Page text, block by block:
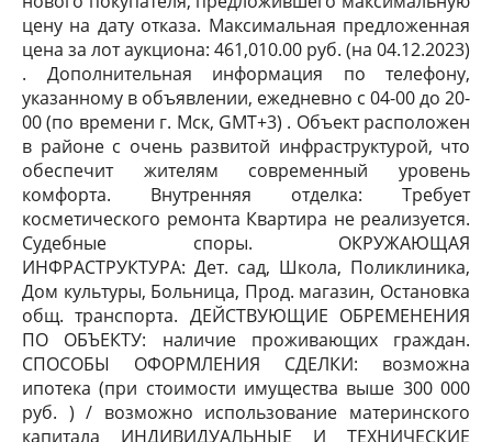
цену на дату отказа. Максимальная предложенная
цена за лот аукциона: 461,010.00 руб. (на 04.12.2023)
. Дополнительная информация по телефону,
указанному в объявлении, ежедневно с 04-00 до 20-
00 (по времени г. Мск, GMT+3) . Объект расположен
в районе с очень развитой инфраструктурой, что
обеспечит жителям современный уровень
комфорта. Внутренняя отделка: Требует
косметического ремонта Квартира не реализуется.
Судебные споры. ОКРУЖАЮЩАЯ
ИНФРАСТРУКТУРА: Дет. сад, Школа, Поликлиника,
Дом культуры, Больница, Прод. магазин, Остановка
общ. транспорта. ДЕЙСТВУЮЩИЕ ОБРЕМЕНЕНИЯ
ПО ОБЪЕКТУ: наличие проживающих граждан.
СПОСОБЫ ОФОРМЛЕНИЯ СДЕЛКИ: возможна
ипотека (при стоимости имущества выше 300 000
руб. ) / возможно использование материнского
капитала ИНДИВИДУАЛЬНЫЕ И ТЕХНИЧЕСКИЕ